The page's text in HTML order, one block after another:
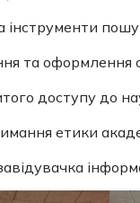
інструменти
та оформлення
доступу до
етики